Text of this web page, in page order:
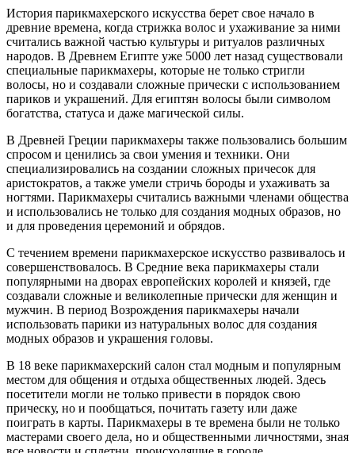
История парикмахерского искусства берет свое начало в
древние времена, когда стрижка волос и ухаживание за ними
считались важной частью культуры и ритуалов различных
народов. В Древнем Египте уже 5000 лет назад существовали
специальные парикмахеры, которые не только стригли
волосы, но и создавали сложные прически с использованием
париков и украшений. Для египтян волосы были символом
богатства, статуса и даже магической силы.
В Древней Греции парикмахеры также пользовались большим
спросом и ценились за свои умения и техники. Они
специализировались на создании сложных причесок для
аристократов, а также умели стричь бороды и ухаживать за
ногтями. Парикмахеры считались важными членами общества
и использовались не только для создания модных образов, но
и для проведения церемоний и обрядов.
С течением времени парикмахерское искусство развивалось и
совершенствовалось. В Средние века парикмахеры стали
популярными на дворах европейских королей и князей, где
создавали сложные и великолепные прически для женщин и
мужчин. В период Возрождения парикмахеры начали
использовать парики из натуральных волос для создания
модных образов и украшения головы.
В 18 веке парикмахерский салон стал модным и популярным
местом для общения и отдыха общественных людей. Здесь
посетители могли не только привести в порядок свою
прическу, но и пообщаться, почитать газету или даже
поиграть в карты. Парикмахеры в те времена были не только
мастерами своего дела, но и общественными личностями, зная